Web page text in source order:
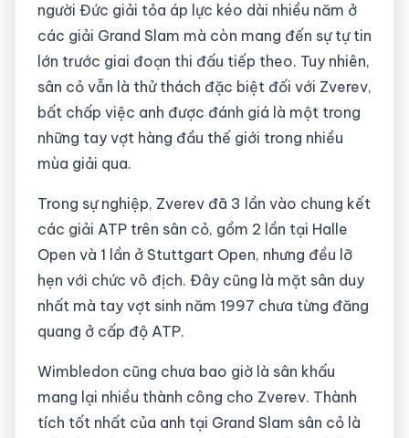
người Đức giải tỏa áp lực kéo dài nhiều năm ở
các giải Grand Slam mà còn mang đến sự tự tin
lớn trước giai đoạn thi đấu tiếp theo. Tuy nhiên,
sân cỏ vẫn là thử thách đặc biệt đối với Zverev,
bất chấp việc anh được đánh giá là một trong
những tay vợt hàng đầu thế giới trong nhiều
mùa giải qua.
Trong sự nghiệp, Zverev đã 3 lần vào chung kết
các giải ATP trên sân cỏ, gồm 2 lần tại Halle
Open và 1 lần ở Stuttgart Open, nhưng đều lỡ
hẹn với chức vô địch. Đây cũng là mặt sân duy
nhất mà tay vợt sinh năm 1997 chưa từng đăng
quang ở cấp độ ATP.
Wimbledon cũng chưa bao giờ là sân khấu
mang lại nhiều thành công cho Zverev. Thành
tích tốt nhất của anh tại Grand Slam sân cỏ là